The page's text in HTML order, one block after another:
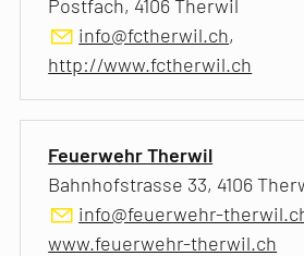
Postfach, 4106 Therwil
info@fctherwil.ch,
http://www.fctherwil.ch
Feuerwehr Therwil
Bahnhofstrasse 33, 4106
info@feuerwehr-
www.feuerwehr-therwil.ch